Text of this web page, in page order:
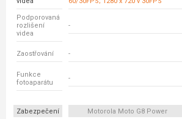
Podporovaná
rozlišení
videa
-
Zaostřování -
Funkce
fotoaparátu
-
Zabezpečení Motorola Moto G8 Power